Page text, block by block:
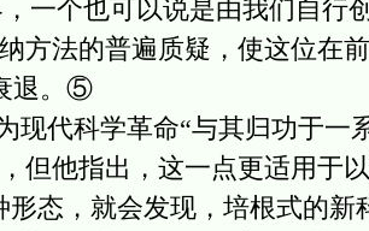
一个也可以说是由我们自
方法的普遍质疑，使这位在
退。⑤
代科学革命“与其归功于一
但他指出，这一点更适用于
态，就会发现，培根式的新